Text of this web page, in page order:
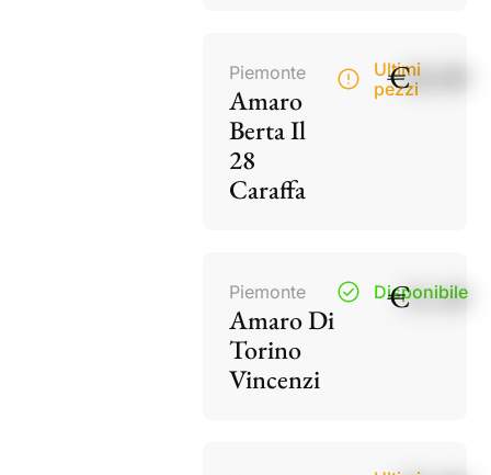
Piemonte
Amaro
Berta Il
28
Caraffa
Ultimi
pezzi
€40,00
Piemonte
Amaro Di
Torino
Vincenzi
Disponibile
€15,50